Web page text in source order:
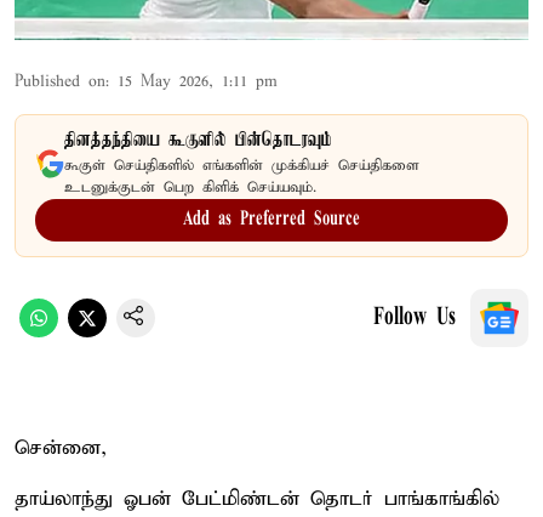
Published on: 15 May 2026, 1:11 pm
தினத்தந்தியை கூகுளில் பின்தொடரவும்
கூகுள் செய்திகளில் எங்களின் முக்கியச் செய்திகளை
உடனுக்குடன் பெற கிளிக் செய்யவும்.
Add as Preferred Source
Follow Us
சென்னை,
தாய்லாந்து ஓபன் பேட்மிண்டன் தொடர் பாங்காங்கில்